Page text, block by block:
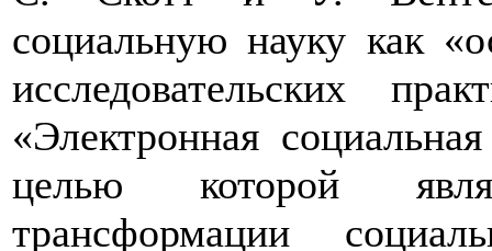
социальную науку как
исследовательских
«Электронная
целью которой
трансформации